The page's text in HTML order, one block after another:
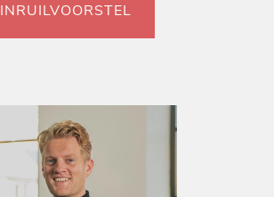
INRUILVOORSTEL